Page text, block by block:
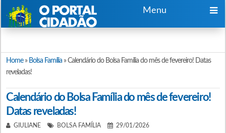
Menu
Home» Bolsa Família»Calendário do Bolsa Família do mês de fevereiro! Datas
reveladas!
Calendário do Bolsa Família do mês de fevereiro!
Datas reveladas!
GIULIANE BOLSA FAMÍLIA 29/01/2026